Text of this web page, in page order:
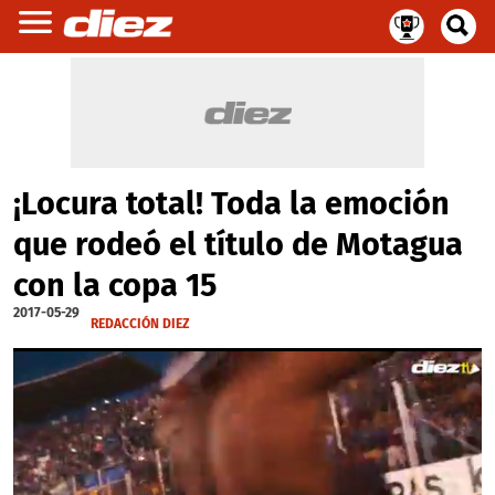
¡Locura total! Toda la emoción
que rodeó el título de Motagua
con la copa 15
2017-05-29
REDACCIÓN DIEZ